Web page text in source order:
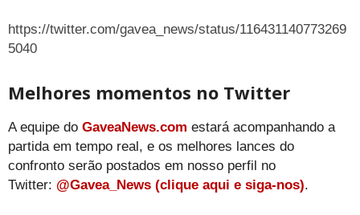
https://twitter.com/gavea_news/status/116431140773269
5040
Melhores momentos no Twitter
A equipe do GaveaNews.com estará acompanhando a
partida em tempo real, e os melhores lances do
confronto serão postados em nosso perfil no
Twitter: @Gavea_News (clique aqui e siga-nos).